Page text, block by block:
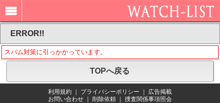
ERROR!!
スパム対策に引っかかっています。
TOPへ戻る
利用規約 プライバシーポリシー
広告掲載
お問い合わせ
削除依頼 捜査関係事項照会